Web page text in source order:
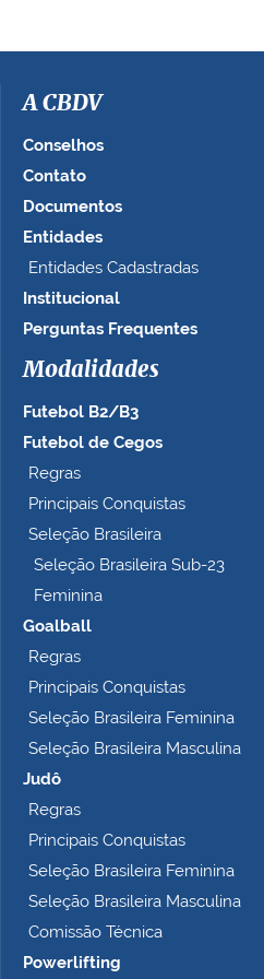
i
a
e
o
t
a
n
o
o
m
e
t
A CBDV
Conselhos
Contato
Documentos
Entidades
Entidades Cadastradas
Institucional
Perguntas Frequentes
Modalidades
Futebol B2/B3
Futebol de Cegos
Regras
Principais Conquistas
Seleção Brasileira
Seleção Brasileira Sub-23
Feminina
Goalball
Regras
Principais Conquistas
Seleção Brasileira Feminina
Seleção Brasileira Masculina
Judô
Regras
Principais Conquistas
Seleção Brasileira Feminina
Seleção Brasileira Masculina
Comissão Técnica
Powerlifting